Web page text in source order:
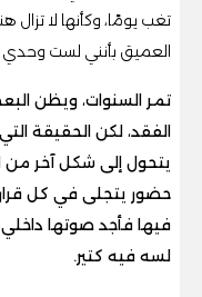
تغب يومًا، وكأنها لا تزال
العميق بأنني لست وحدي
تمر السنوات، ويظن
الفقد، لكن الحقيقة
يتحول إلى شكل آخر
حضور يتجلى في كل
فيها فأجد صوتها داخلي
لسه فيه كتير.